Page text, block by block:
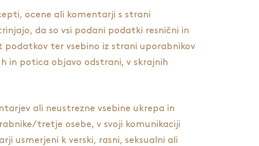
ocene ali komentarji s strani
da so vsi podani podatki resnični in
ter vsebino iz strani uporabnikov
in potica objavo odstrani, v skrajnih
ali neustrezne vsebine ukrepa in
tretje osebe, v svoji komunikaciji
usmerjeni k verski, rasni, seksualni ali